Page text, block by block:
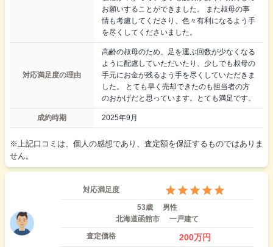
お願いすることができました。 また叔母の事
情も考慮してくださり、色々有利になるよう手
を尽くしてくださいました。
対応満足度の理由
高齢の叔母のため、足を運ぶ回数が少なくなる
ように配慮していただいたり、少しでも叔母の
手元にお金が残るよう手を尽くしていただきま
した。 とても早く売却できたのも担当者の方
のおかげだと思っています。とても満足です。
成約時期 2025年9月
※上記口コミは、個人の感想であり、査定額を保証するものではありま
せん。
対応満足度
53歳
男性
北海道函館市
一戸建て
査定価格
200万円